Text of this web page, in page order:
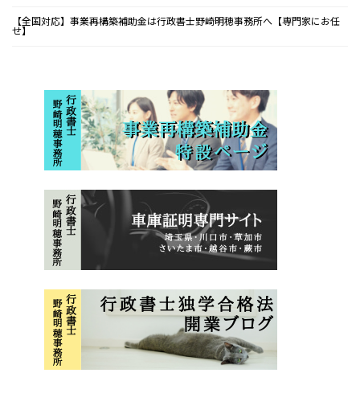
【全国対応】事業再構築補助金は行政書士野崎明穂事務所へ【専門家にお任
せ】